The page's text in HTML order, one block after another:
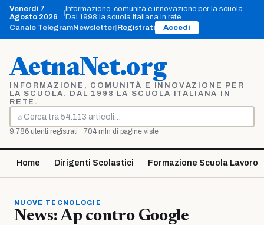
Vai
contenuto
Venerdì 7
Agosto 2026
Informazione, comunità e innovazione per la scuola.
Dal 1998 la scuola italiana in rete.
Canale TelegramNewsletter Registrati Accedi
AetnaNet.org
INFORMAZIONE, COMUNITÀ E INNOVAZIONE PER
LA SCUOLA. DAL 1998 LA SCUOLA ITALIANA IN
RETE.
⌕
Cerca
9.786 utenti registrati · 704 mln di pagine viste
Home Dirigenti Scolastici Formazione Scuola Lavoro
NUOVE TECNOLOGIE
News: Ap contro Google